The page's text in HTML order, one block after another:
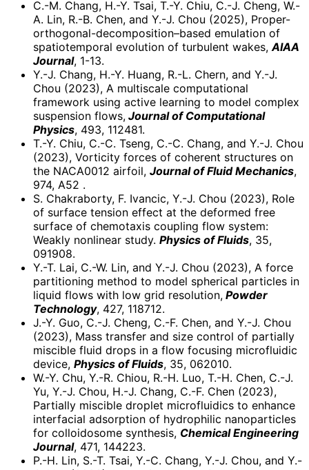
C.-M. Chang, H.-Y. Tsai, T.-Y. Chiu, C.-J. Cheng, W.-
A. Lin, R.-B. Chen, and Y.-J. Chou (2025), Proper-
orthogonal-decomposition–based emulation of
spatiotemporal evolution of turbulent wakes,AIAA
Journal, 1-13.
Y.-J. Chang, H.-Y. Huang, R.-L. Chern, and Y.-J.
Chou (2023), A multiscale computational
framework using active learning to model complex
suspension flows, Journal of Computational
Physics, 493, 112481.
T.-Y. Chiu, C.-C. Tseng, C.-C. Chang, and Y.-J. Chou
(2023), Vorticity forces of coherent structures on
the NACA0012 airfoil, Journal of Fluid Mechanics,
974, A52 .
S. Chakraborty, F. Ivancic, Y.-J. Chou (2023), Role
of surface tension effect at the deformed free
surface of chemotaxis coupling flow system:
Weakly nonlinear study. Physics of Fluids, 35,
091908.
Y.-T. Lai, C.-W. Lin, and Y.-J. Chou (2023), A force
partitioning method to model spherical particles in
liquid flows with low grid resolution, Powder
Technology, 427, 118712.
J.-Y. Guo, C.-J. Cheng, C.-F. Chen, and Y.-J. Chou
(2023), Mass transfer and size control of partially
miscible fluid drops in a flow focusing microfluidic
device, Physics of Fluids, 35, 062010.
W.-Y. Chu, Y.-R. Chiou, R.-H. Luo, T.-H. Chen, C.-J.
Yu, Y.-J. Chou, H.-J. Chang, C.-F. Chen (2023),
Partially miscible droplet microfluidics to enhance
interfacial adsorption of hydrophilic nanoparticles
for colloidosome synthesis, Chemical Engineering
Journal, 471, 144223.
P.-H. Lin, S.-T. Tsai, Y.-C. Chang, Y.-J. Chou, and Y.-